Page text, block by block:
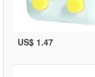
US$ 1.47